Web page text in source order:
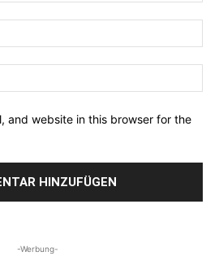
and website in this browser for the
-Werbung-